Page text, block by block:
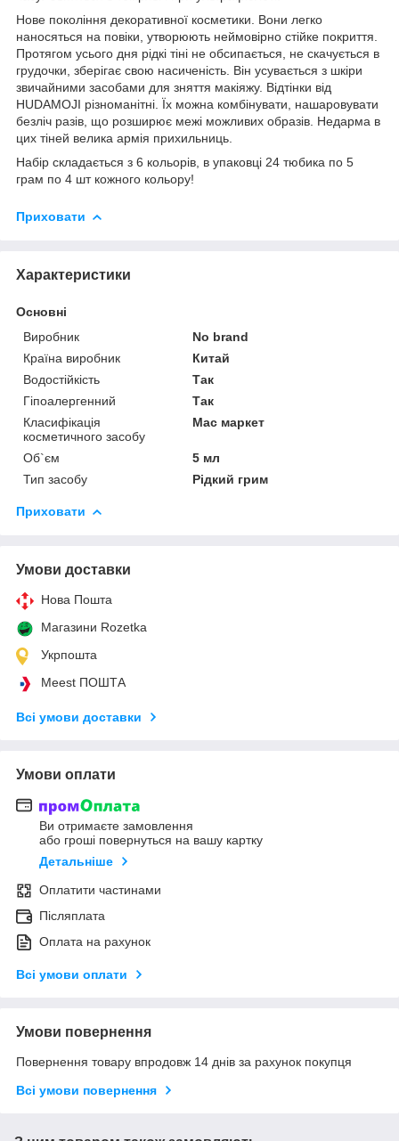
Нове покоління декоративної косметики. Вони легко
наносяться на повіки, утворюють неймовірно стійке покриття.
Протягом усього дня рідкі тіні не обсипається, не скачується в
грудочки, зберігає свою насиченість. Він усувається з шкіри
звичайними засобами для зняття макіяжу. Відтінки від
HUDAMOJI різноманітні. Їх можна комбінувати, нашаровувати
безліч разів, що розширює межі можливих образів. Недарма в
цих тіней велика армія прихильниць.
Набір складається з 6 кольорів, в упаковці 24 тюбика по 5
грам по 4 шт кожного кольору!
Приховати
Характеристики
Основні
Виробник
No brand
Країна виробник
Китай
Водостійкість
Так
Гіпоалергенний
Так
Класифікація
косметичного засобу
Мас маркет
Об`єм
5 мл
Тип засобу
Рідкий грим
Приховати
Умови доставки
Нова Пошта
Магазини Rozetka
Укрпошта
Meest ПОШТА
Всі умови доставки
Умови оплати
Ви отримаєте замовлення
або гроші повернуться на вашу картку
Детальніше
Оплатити частинами
Післяплата
Оплата на рахунок
Всі умови оплати
Умови повернення
Повернення товару впродовж 14 днів за рахунок покупця
Всі умови повернення